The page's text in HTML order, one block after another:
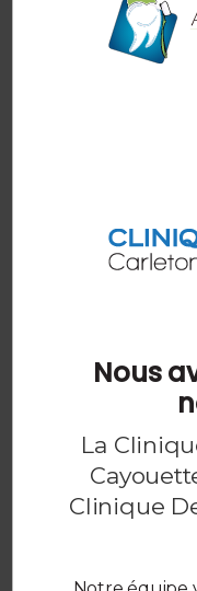
EN
Des soins
de
EN
Nous
La
Clinique